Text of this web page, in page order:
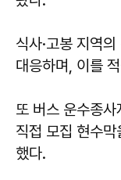
식사·고봉 지역
대응하며, 이를
또 버스 운수종
직접 모집 현수
했다.